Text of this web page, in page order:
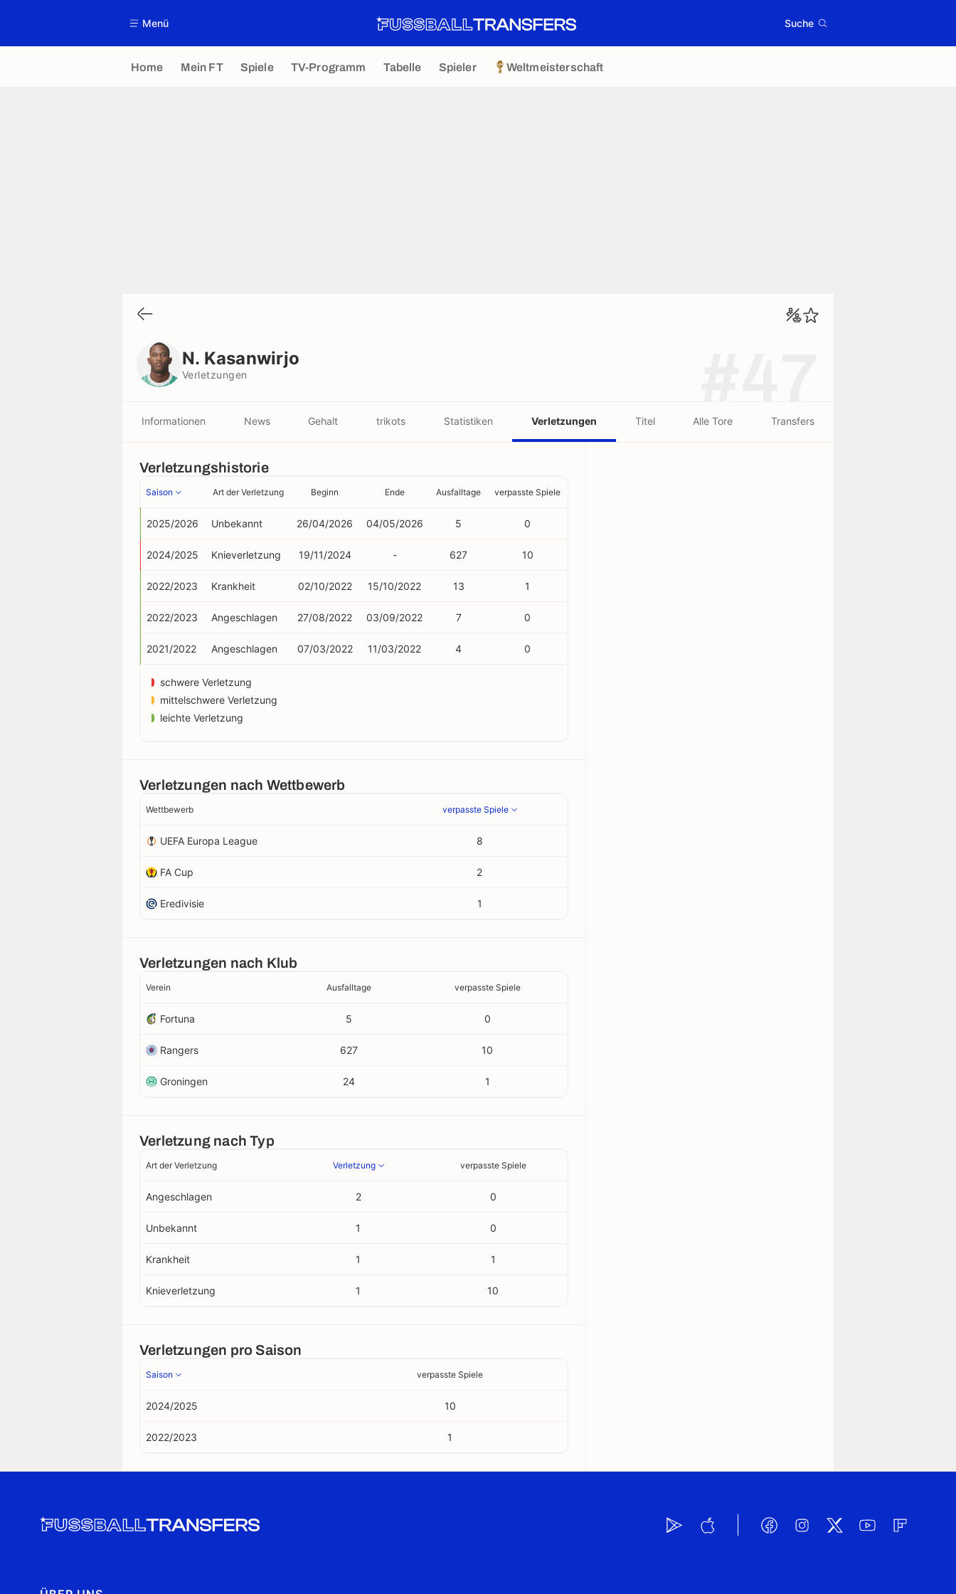
Menü Suche
Home Mein FT Spiele TV-Programm Tabelle Spieler Weltmeisterschaft
N. Kasanwirjo
Verletzungen
Informationen News Gehalt trikots Statistiken Verletzungen Titel Alle Tore Transfers
Verletzungshistorie
Saison Art der Verletzung Beginn Ende Ausfalltage verpasste Spiele
2025/2026 Unbekannt 26/04/2026 04/05/2026 5 0
2024/2025 Knieverletzung 19/11/2024 - 627 10
2022/2023 Krankheit 02/10/2022 15/10/2022 13 1
2022/2023 Angeschlagen 27/08/2022 03/09/2022 7 0
2021/2022 Angeschlagen 07/03/2022 11/03/2022 4 0
schwere Verletzung
mittelschwere Verletzung
leichte Verletzung
Verletzungen nach Wettbewerb
Wettbewerb verpasste Spiele
UEFA Europa League 8
FA Cup 2
Eredivisie 1
Verletzungen nach Klub
Verein Ausfalltage verpasste Spiele
Fortuna 5 0
Rangers 627 10
Groningen 24 1
Verletzung nach Typ
Art der Verletzung Verletzung verpasste Spiele
Angeschlagen 2 0
Unbekannt 1 0
Krankheit 1 1
Knieverletzung 1 10
Verletzungen pro Saison
Saison verpasste Spiele
2024/2025 10
2022/2023 1